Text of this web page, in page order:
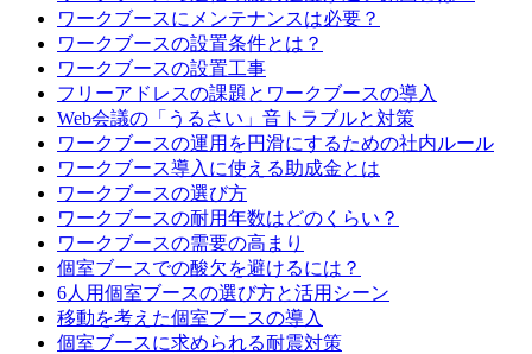
ワークブースにメンテナンスは必要？
ワークブースの設置条件とは？
ワークブースの設置工事
フリーアドレスの課題とワークブースの導入
Web会議の「うるさい」音トラブルと対策
ワークブースの運用を円滑にするための社内ルール
ワークブース導入に使える助成金とは
ワークブースの選び方
ワークブースの耐用年数はどのくらい？
ワークブースの需要の高まり
個室ブースでの酸欠を避けるには？
6人用個室ブースの選び方と活用シーン
移動を考えた個室ブースの導入
個室ブースに求められる耐震対策